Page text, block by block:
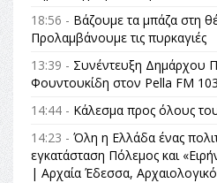
18:56 - Βάζουμε τα μπάζα στη
Προλαμβάνουμε τις πυρκαγιές
13:39 - Συνέντευξη Δημάρχου
Φουντουκίδη στον Pella FM
14:44 - Κάλεσμα προς όλους
14:23 - Όλη η Ελλάδα ένας
εγκατάσταση Πόλεμος και
| Αρχαία Έδεσσα,